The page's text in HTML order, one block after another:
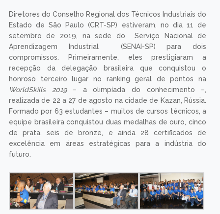
Diretores do Conselho Regional dos Técnicos Industriais do
Estado de São Paulo (CRT-SP) estiveram, no dia 11 de
setembro de 2019, na sede do Serviço Nacional de
Aprendizagem Industrial (SENAI-SP) para dois
compromissos. Primeiramente, eles prestigiaram a
recepção da delegação brasileira que conquistou o
honroso terceiro lugar no ranking geral de pontos na
WorldSkills 2019– a olimpíada do conhecimento –,
realizada de 22 a 27 de agosto na cidade de Kazan, Rússia.
Formado por 63 estudantes – muitos de cursos técnicos, a
equipe brasileira conquistou duas medalhas de ouro, cinco
de prata, seis de bronze, e ainda 28 certificados de
excelência em áreas estratégicas para a indústria do
futuro.